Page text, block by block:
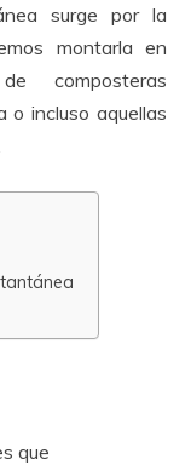
surge por la
montarla en
composteras
o incluso aquellas
que